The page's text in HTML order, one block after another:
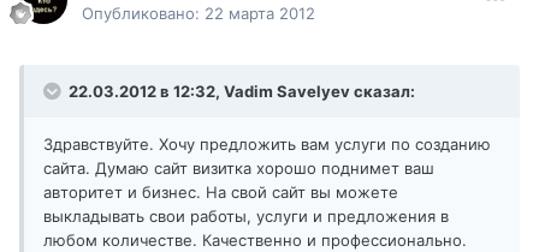
Опубликовано: 22 марта 2012
22.03.2012 в 12:32, Vadim Savelyev сказал:
Здравствуйте. Хочу предложить вам услуги по созданию
сайта. Думаю сайт визитка хорошо поднимет ваш
авторитет и бизнес. На свой сайт вы можете
выкладывать свои работы, услуги и предложения в
любом количестве. Качественно и профессионально.